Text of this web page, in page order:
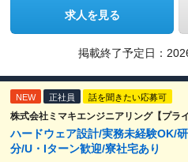
求人を見る
掲載終了予定日：
NEW 正社員 話を聞きたい応募可
株式会社ミマキエンジニアリング【プラ
ハードウェア設計/実務未経験OK/
分/U・Iターン歓迎/寮社宅あり